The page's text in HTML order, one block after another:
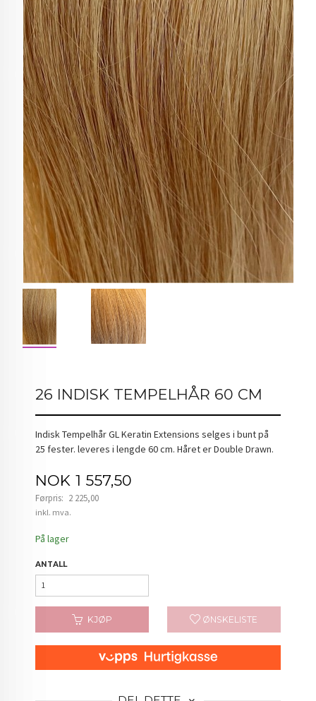
26 INDISK TEMPELHÅR 60 CM
Indisk Tempelhår GL Keratin Extensions selges i bunt på
25 fester. leveres i lengde 60 cm. Håret er Double Drawn.
Tilbud
NOK 1 557,50
Førpris: 2 225,00
Rabatt
inkl. mva.
På lager
ANTALL
KJØP ØNSKELISTE